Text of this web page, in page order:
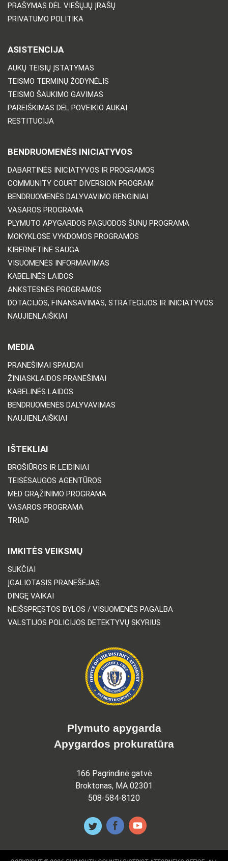
PRAŠYMAS DĖL VIEŠŲJŲ ĮRAŠŲ
PRIVATUMO POLITIKA
ASISTENCIJA
AUKŲ TEISIŲ ĮSTATYMAS
TEISMO TERMINŲ ŽODYNĖLIS
TEISMO ŠAUKIMO GAVIMAS
PAREIŠKIMAS DĖL POVEIKIO AUKAI
RESTITUCIJA
BENDRUOMENĖS INICIATYVOS
DABARTINĖS INICIATYVOS IR PROGRAMOS
COMMUNITY COURT DIVERSION PROGRAM
BENDRUOMENĖS DALYVAVIMO RENGINIAI
VASAROS PROGRAMA
PLYMUTO APYGARDOS PAGUODOS ŠUNŲ PROGRAMA
MOKYKLOSE VYKDOMOS PROGRAMOS
KIBERNETINĖ SAUGA
VISUOMENĖS INFORMAVIMAS
KABELINĖS LAIDOS
ANKSTESNĖS PROGRAMOS
DOTACIJOS, FINANSAVIMAS, STRATEGIJOS IR INICIATYVOS
NAUJIENLAIŠKIAI
MEDIA
PRANEŠIMAI SPAUDAI
ŽINIASKLAIDOS PRANEŠIMAI
KABELINĖS LAIDOS
BENDRUOMENĖS DALYVAVIMAS
NAUJIENLAIŠKIAI
IŠTEKLIAI
BROŠIŪROS IR LEIDINIAI
TEISĖSAUGOS AGENTŪROS
MED GRĄŽINIMO PROGRAMA
VASAROS PROGRAMA
TRIAD
IMKITĖS VEIKSMŲ
SUKČIAI
ĮGALIOTASIS PRANEŠĖJAS
DINGĘ VAIKAI
NEIŠSPRĘSTOS BYLOS / VISUOMENĖS PAGALBA
VALSTIJOS POLICIJOS DETEKTYVŲ SKYRIUS
Plymuto apygarda
Apygardos prokuratūra
166 Pagrindinė gatvė
Broktonas, MA 02301
508-584-8120